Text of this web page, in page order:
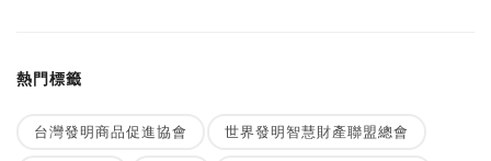
熱門標籤
台灣發明商品促進協會 世界發明智慧財產聯盟總會